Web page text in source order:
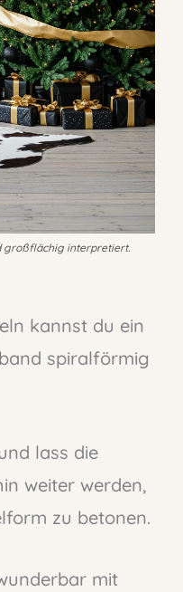
großflächig interpretiert.
kannst du ein
spiralförmig
lass die
weiter werden,
zu betonen.
mit